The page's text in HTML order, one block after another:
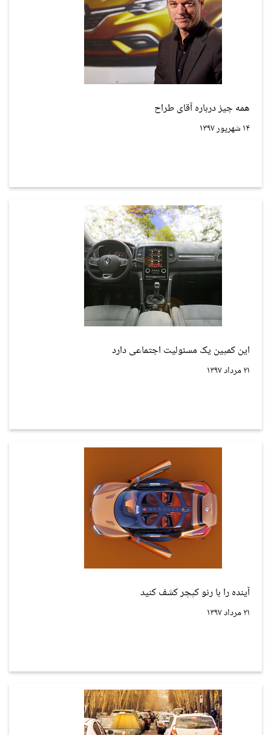
همه چیز درباره آقای طراح
۱۴ شهریور ۱۳۹۷
این کمپین یک مسئولیت اجتماعی دارد
۲۱ مرداد ۱۳۹۷
آینده را با رنو کپچر کشف کنید
۲۱ مرداد ۱۳۹۷